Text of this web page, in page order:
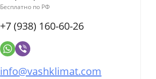
Бесплатно по РФ
+7 (938) 160-60-26
info@vashklimat.com